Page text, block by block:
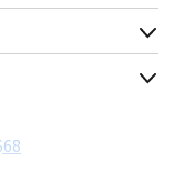
為主
配合銀行/業者